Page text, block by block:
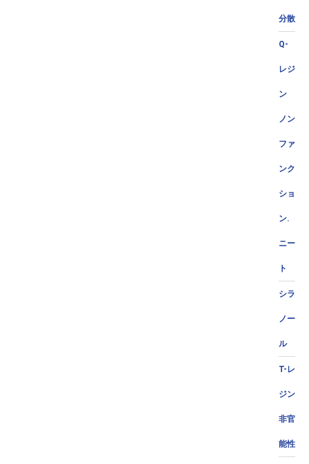
分散
Q-
レジ
ン
ノン
ファ
ンク
ショ
ン.
ニー
ト
シラ
ノー
ル
T-レ
ジン
非官
能性